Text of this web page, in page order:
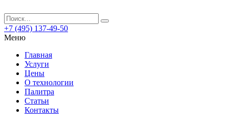
+7 (495) 137-49-50
Меню
Главная
Услуги
Цены
О технологии
Палитра
Статьи
Контакты